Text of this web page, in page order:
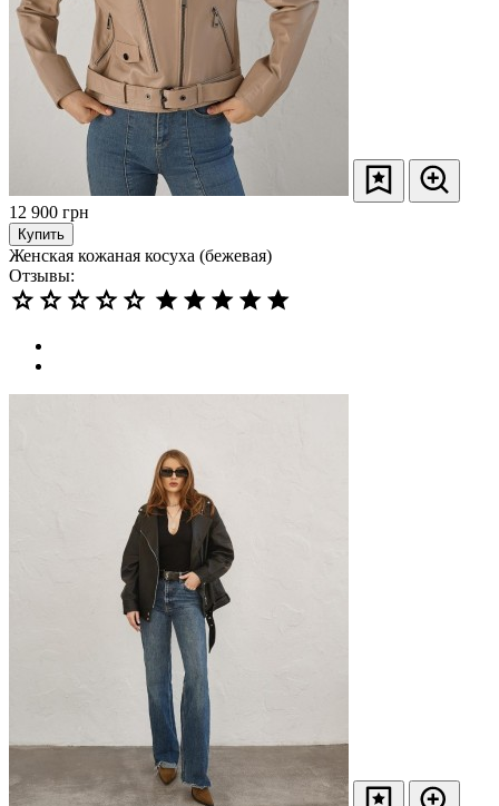
12 900 грн
Купить
Женская кожаная косуха (бежевая)
Отзывы: